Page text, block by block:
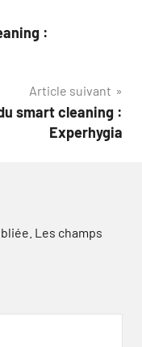
:
Article suivant
smart cleaning :
Experhygia
Les champs